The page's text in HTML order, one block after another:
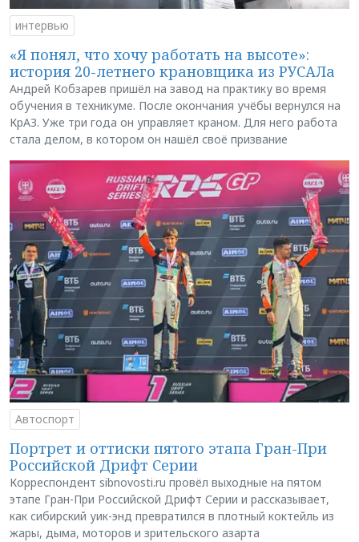
интервью
«Я понял, что хочу работать на высоте»:
история 20-летнего крановщика из РУСАЛа
Андрей Кобзарев пришёл на завод на практику во время
обучения в техникуме. После окончания учёбы вернулся на
КрАЗ. Уже три года он управляет краном. Для него работа
стала делом, в котором он нашёл своё призвание
Автоспорт
Портрет и оттиски пятого этапа Гран-При
Российской Дрифт Серии
Корреспондент sibnovosti.ru провёл выходные на пятом
этапе Гран-При Российской Дрифт Серии и рассказывает,
как сибирский уик-энд превратился в плотный коктейль из
жары, дыма, моторов и зрительского азарта